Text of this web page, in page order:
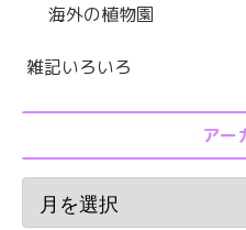
海外の植物園
雑記いろいろ
アー